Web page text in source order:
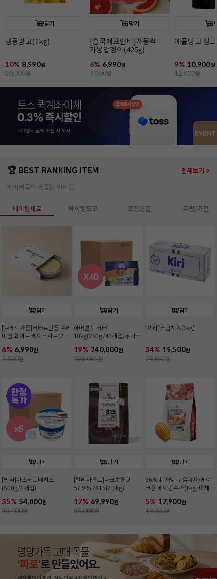
담기
냉동망고(1kg)
10% 8,990원
10,000원
담기
[흥국에프앤비]자몽쌕
자몽알갱이(425g)
6% 6,990원
7,500원
애플망고 청
9% 10,900원
12,000원
🏆 BEST RANKING ITEM 전체보기 >
베이커들의 손꼽는 아이템!
베이킹재료 베이킹도구 포장용품 주방/가전
담기
[브레드가든]버터로만든 프리
미엄 화이트 케이크시트(2호/
6% 6,990원
7,500원
담기
아머랜드 버터
10kg(250g/40개입/무가
19% 240,000원
299,000원
담기
[끼리]크림치즈(1kg)
34% 19,500원
29,800원
담기
[밀라]마스카포네치즈
(500g/6개입)
35% 54,000원
83,400원
담기
[칼리바우트]다크초콜릿
57.9% 2815(2.5kg)
17% 69,990원
85,000원
담기
96%↓ 저당 쿠움과자/케이
크용 베이킹슈가(1kg/대체
5% 17,900원
19,000원